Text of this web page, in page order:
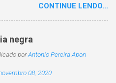
simplesmente assista o tempo
Mas, há também quem
a tudo, tem quem aprenda
Eu tenho aprendido:
CONTINUE LENDO...
negra
porAntonio Pereira Apon
08, 2020